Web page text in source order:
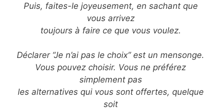
Puis, faites-le joyeusement, en sachant que
vous arrivez
toujours à faire ce que vous voulez.
Déclarer “Je n’ai pas le choix” est un mensonge.
Vous pouvez choisir. Vous ne préférez
simplement pas
les alternatives qui vous sont offertes, quelque
soit